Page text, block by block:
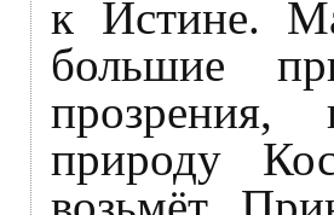
к Истине.
большие
природу